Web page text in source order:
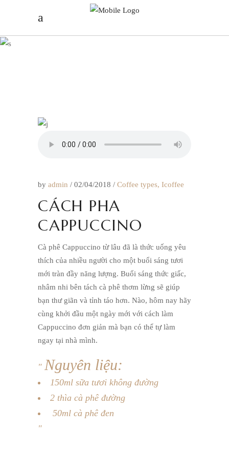
I COFFEE
by admin 02/04/2018 Coffee types, Icoffee
CÁCH PHA
CAPPUCCINO
Cà phê Cappuccino từ lâu đã là thức uống yêu
thích của nhiều người cho một buổi sáng tươi
mới tràn đầy năng lượng. Buổi sáng thức giấc,
nhâm nhi bên tách cà phê thơm lừng sẽ giúp
bạn thư giãn và tỉnh táo hơn. Nào, hôm nay hãy
cùng khởi đầu một ngày mới với cách làm
Cappuccino đơn giản mà bạn có thể tự làm
ngay tại nhà mình.
Nguyên liệu:
150ml sữa tươi không đường
2 thìa cà phê đường
50ml cà phê đen